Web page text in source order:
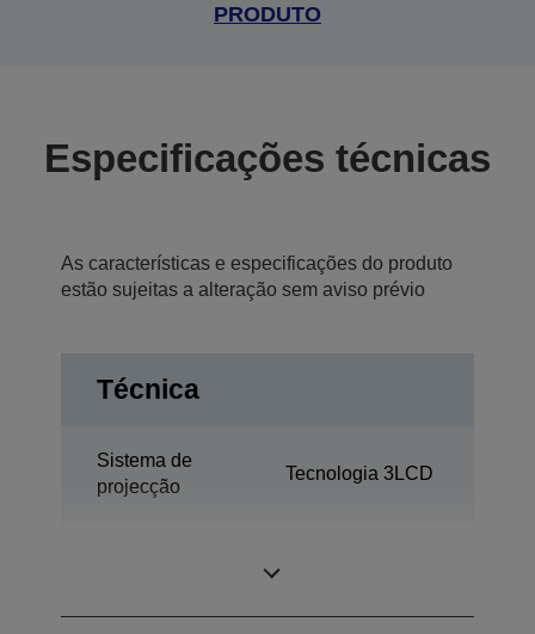
PRODUTO
Especificações técnicas
As características e especificações do produto
estão sujeitas a alteração sem aviso prévio
Técnica
Sistema de
projecção
Tecnologia 3LCD